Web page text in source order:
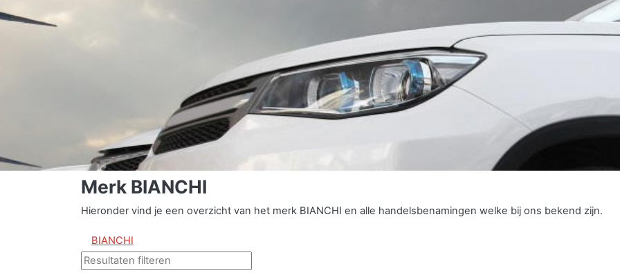
Merk BIANCHI
Hieronder vind je een overzicht van het merk BIANCHI en alle handelsbenamingen welke bij ons bekend zijn.
BIANCHI